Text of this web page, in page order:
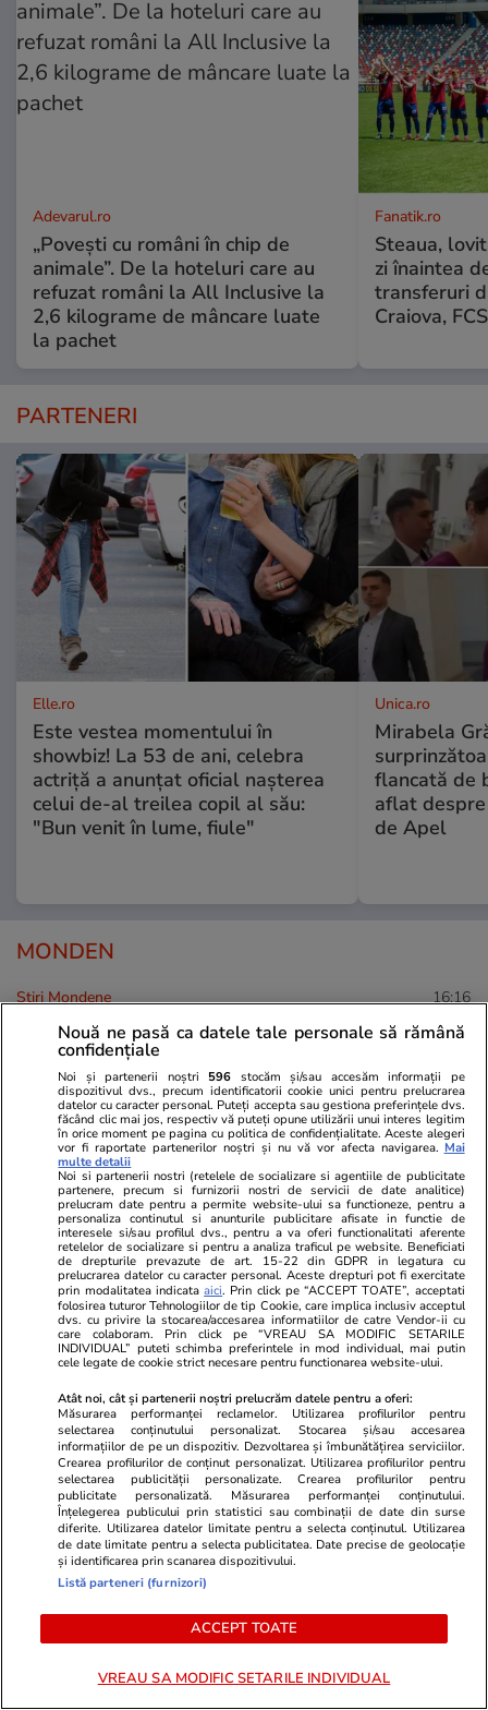
Adevarul.ro
„Povești cu români în chip de
animale”. De la hoteluri care au
refuzat români la All Inclusive la
2,6 kilograme de mâncare luate
la pachet
Fanatik.ro
Steaua,
zi înaintea
transferuri
Craiova,
PARTENERI
Elle.ro
Este vestea momentului în
showbiz! La 53 de ani, celebra
actriță a anunțat oficial nașterea
celui de-al treilea copil al său:
"Bun venit în lume, fiule"
Unica.ro
Mirabela
flancată de
aflat
de Apel
MONDEN
Stiri Mondene 16:16
Imagine rară cu chef Orlando
Zaharia din ziua nunții cu
Mădălina. Au trecut 22 de ani
de ani de atunci. „La bine și la
greu”
Stiri Mondene 16:06
Gabriela Cristea, schimb de
replici cu sora Elenei Gheorghe:
„Medicina nu este o scurtătură”
PARTENERI
Nouă ne pasă ca datele tale personale să rămână
confidențiale
Noi și partenerii noștri 596 stocăm și/sau accesăm informații pe
dispozitivul dvs., precum identificatorii cookie unici pentru prelucrarea
datelor cu caracter personal. Puteți accepta sau gestiona preferințele dvs.
făcând clic mai jos, respectiv vă puteți opune utilizării unui interes legitim
în orice moment pe pagina cu politica de confidențialitate. Aceste alegeri
vor fi raportate partenerilor noștri și nu vă vor afecta navigarea. Mai
multe detalii
Noi si partenerii nostri (retelele de socializare si agentiile de publicitate
partenere, precum si furnizorii nostri de servicii de date analitice)
prelucram date pentru a permite website-ului sa functioneze, pentru a
personaliza continutul si anunturile publicitare afisate in functie de
interesele si/sau profilul dvs., pentru a va oferi functionalitati aferente
retelelor de socializare si pentru a analiza traficul pe website. Beneficiati
de drepturile prevazute de art. 15-22 din GDPR in legatura cu
prelucrarea datelor cu caracter personal. Aceste drepturi pot fi exercitate
prin modalitatea indicataaici. Prin click pe “ACCEPT TOATE”, acceptati
folosirea tuturor Tehnologiilor de tip Cookie, care implica inclusiv acceptul
dvs. cu privire la stocarea/accesarea informatiilor de catre Vendor-ii cu
care colaboram. Prin click pe “VREAU SA MODIFIC SETARILE
INDIVIDUAL” puteti schimba preferintele in mod individual, mai putin
cele legate de cookie strict necesare pentru functionarea website-ului.
Atât noi, cât și partenerii noștri prelucrăm datele pentru a oferi:
Măsurarea performanței reclamelor. Utilizarea profilurilor pentru
selectarea conținutului personalizat. Stocarea și/sau accesarea
informațiilor de pe un dispozitiv. Dezvoltarea și îmbunătățirea serviciilor.
Crearea profilurilor de conținut personalizat. Utilizarea profilurilor pentru
selectarea publicității personalizate. Crearea profilurilor pentru
publicitate personalizată. Măsurarea performanței conținutului.
Înțelegerea publicului prin statistici sau combinații de date din surse
diferite. Utilizarea datelor limitate pentru a selecta conținutul. Utilizarea
de date limitate pentru a selecta publicitatea. Date precise de geolocație
și identificarea prin scanarea dispozitivului.
Listă parteneri (furnizori)
ACCEPT TOATE
VREAU SA MODIFIC SETARILE INDIVIDUAL